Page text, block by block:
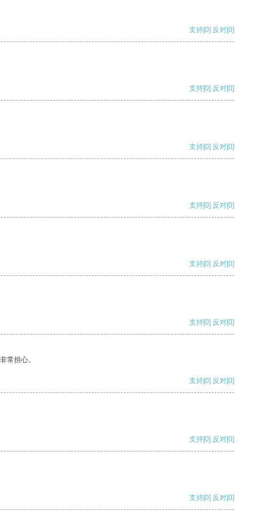
支持[0] 反对[0]
支持[0] 反对[0]
支持[0] 反对[0]
支持[0] 反对[0]
支持[0] 反对[0]
支持[0] 反对[0]
常担心。
支持[0] 反对[0]
支持[0] 反对[0]
支持[0] 反对[0]